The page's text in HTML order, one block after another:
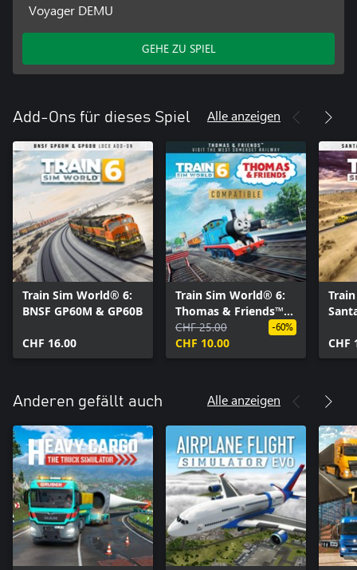
Voyager DEMU
GEHE ZU SPIEL
Add-Ons für dieses Spiel Alle anzeigen
Train Sim World® 6:
BNSF GP60M & GP60B
CHF 16.00
Train Sim World® 6:
Thomas & Friends™
Visit the West
Somerset Railway
CHF 25.00
CHF 10.00
-60%
CHF
Anderen gefällt auch Alle anzeigen